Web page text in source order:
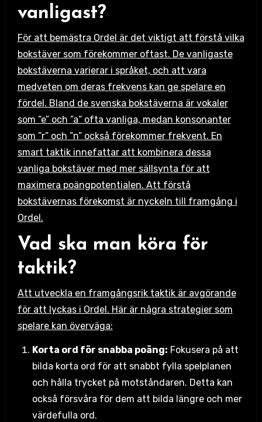
vanligast?
För att bemästra Ordel är det viktigt att förstå vilka
bokstäver som förekommer oftast. De vanligaste
bokstäverna varierar i språket, och att vara
medveten om deras frekvens kan ge spelare en
fördel. Bland de svenska bokstäverna är vokaler
som ”e” och ”a” ofta vanliga, medan konsonanter
som ”r” och ”n” också förekommer frekvent. En
smart taktik innefattar att kombinera dessa
vanliga bokstäver med mer sällsynta för att
maximera poängpotentialen. Att förstå
bokstävernas förekomst är nyckeln till framgång i
Ordel.
Vad ska man köra för
taktik?
Att utveckla en framgångsrik taktik är avgörande
för att lyckas i Ordel. Här är några strategier som
spelare kan överväga:
Korta ord för snabba poäng: Fokusera på att
bilda korta ord för att snabbt fylla spelplanen
och hålla trycket på motståndaren. Detta kan
också försvåra för dem att bilda längre och mer
värdefulla ord.